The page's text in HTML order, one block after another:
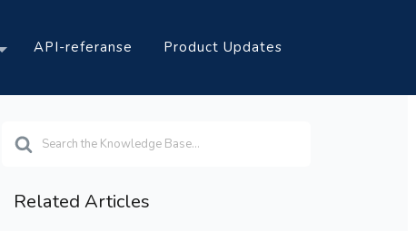
API-referanse Product Updates
For
Related Articles